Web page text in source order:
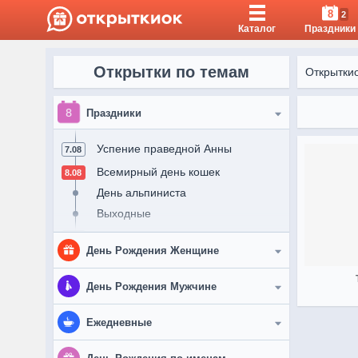
Каталог
8 2
Праздники
Открытки по темам
8 Праздники
7.08 Успение праведной Анны
8.08
Всемирный день кошек
День альпиниста
Выходные
9.08
День строителя
День физкультурника
11.08 Рождество святого Николая
12.08
День Военно-Воздушных Сил
России
День Рождения Женщине
Женщине
Девушке
День Рождения Мужчине
Мужчине
Ежедневные
Доброе утро